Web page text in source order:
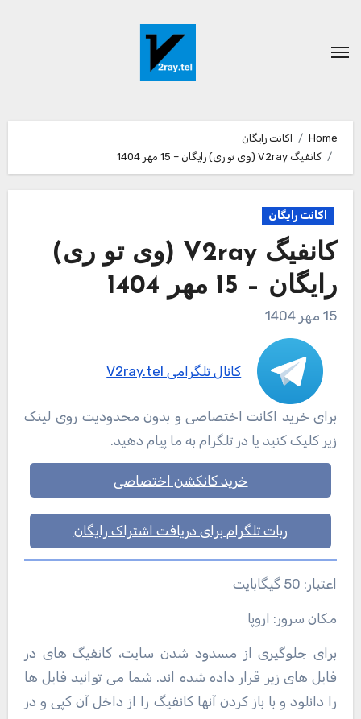
content
Home
اکانت رایگان
کانفیگ V2ray (وی تو ری) رایگان – 15 مهر 1404
اکانت رایگان
کانفیگ V2ray (وی تو ری)
رایگان – 15 مهر 1404
15 مهر 1404
کانال تلگرامی V2ray.tel
برای خرید اکانت اختصاصی و بدون محدودیت روی لینک
زیر کلیک کنید یا در تلگرام به ما پیام دهید.
خرید کانکشن اختصاصی
ربات تلگرام برای دریافت اشتراک رایگان
اعتبار: 50 گیگابایت
مکان سرور: اروپا
برای جلوگیری از مسدود شدن سایت، کانفیگ های در
فایل های زیر قرار داده شده اند. شما می توانید فایل ها
را دانلود و با باز کردن آنها کانفیگ را از داخل آن کپی و در